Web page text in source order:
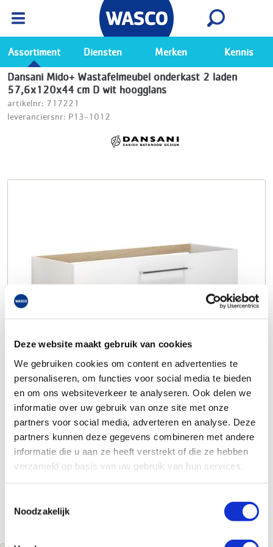
Deze website maakt gebruik van cookies
We gebruiken cookies om content en advertenties te
personaliseren, om functies voor social media te bieden
en om ons websiteverkeer te analyseren. Ook delen we
informatie over uw gebruik van onze site met onze
partners voor social media, adverteren en analyse. Deze
partners kunnen deze gegevens combineren met andere
informatie die u aan ze heeft verstrekt of die ze hebben
verzameld op basis van uw gebruik van hun services.
Noodzakelijk
Ga naar de Wasco app
Bekijk
Assortiment Diensten Merken Kennis
Dansani Mido+ Wastafelmeubel onderkast 2 laden
57,6x120x44 cm D wit hoogglans
artikelnr: 717221
leveranciersnr: P13-1012